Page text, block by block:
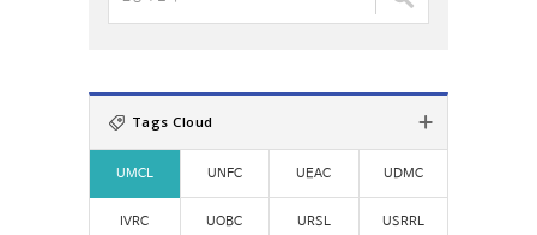
:자
:
Tags Cloud
UMCL UNFC UEAC UDMC
IVRC UOBC URSL USRRL